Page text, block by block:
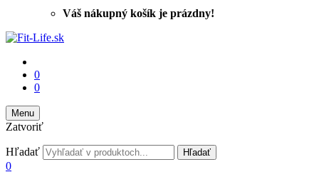
Váš nákupný košík je prázdny!
0
0
Menu
Zatvoriť
Hľadať Hľadať
0